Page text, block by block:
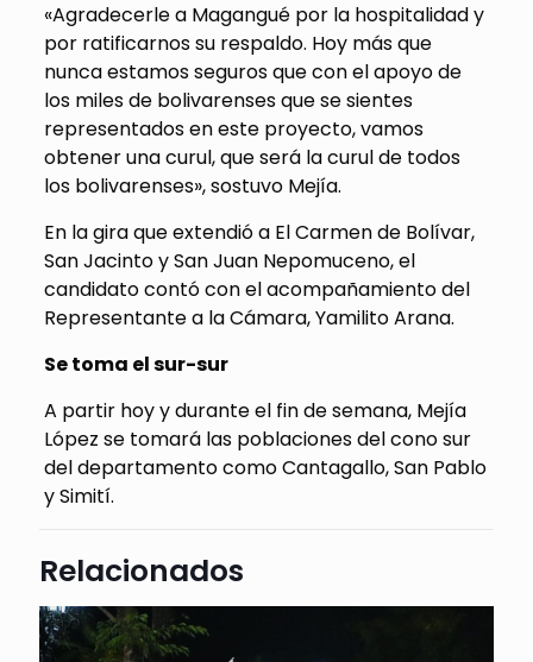
«Agradecerle a Magangué por la hospitalidad y
por ratificarnos su respaldo. Hoy más que
nunca estamos seguros que con el apoyo de
los miles de bolivarenses que se sientes
representados en este proyecto, vamos
obtener una curul, que será la curul de todos
los bolivarenses», sostuvo Mejía.
En la gira que extendió a El Carmen de Bolívar,
San Jacinto y San Juan Nepomuceno, el
candidato contó con el acompañamiento del
Representante a la Cámara, Yamilito Arana.
Se toma el sur-sur
A partir hoy y durante el fin de semana, Mejía
López se tomará las poblaciones del cono sur
del departamento como Cantagallo, San Pablo
y Simití.
Relacionados